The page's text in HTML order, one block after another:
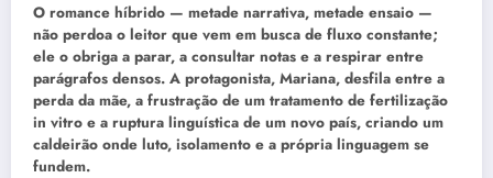
O romance híbrido — metade narrativa, metade ensaio —
não perdoa o leitor que vem em busca de fluxo constante;
ele o obriga a parar, a consultar notas e a respirar entre
parágrafos densos. A protagonista, Mariana, desfila entre a
perda da mãe, a frustração de um tratamento de fertilização
in vitro e a ruptura linguística de um novo país, criando um
caldeirão onde luto, isolamento e a própria linguagem se
fundem.